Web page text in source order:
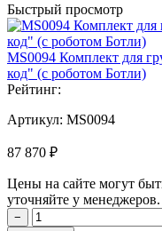
Быстрый просмотр
MS0094 Комплект для
код" (с роботом Ботли)
Рейтинг:
Артикул: MS0094
87 870 ₽
Цены на сайте могут
уточняйте у менеджеров.
−